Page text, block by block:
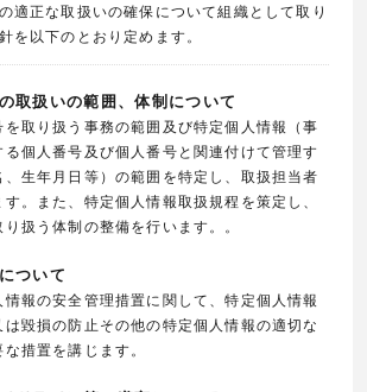
適正な取扱いの確保について組織として取り
を以下のとおり定めます。
取扱いの範囲、体制について
取り扱う事務の範囲及び特定個人情報（事
個人番号及び個人番号と関連付けて管理す
、生年月日等）の範囲を特定し、取扱担当者
。また、特定個人情報取扱規程を策定し、
扱う体制の整備を行います。。
ついて
報の安全管理措置に関して、特定個人情報
毀損の防止その他の特定個人情報の適切な
措置を講じます。